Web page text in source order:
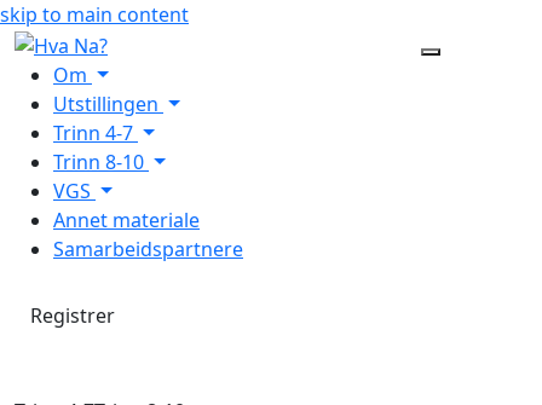
skip to main content
Main
Menu
Om
Utstillingen
Trinn 4-7
Trinn 8-10
VGS
Annet materiale
Samarbeidspartnere
Registrer